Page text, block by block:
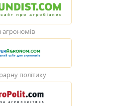
агрономів
політику